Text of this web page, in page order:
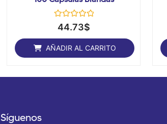
Valorado
con
0
de
5
44.73$
AÑADIR AL CARRITO
Síguenos